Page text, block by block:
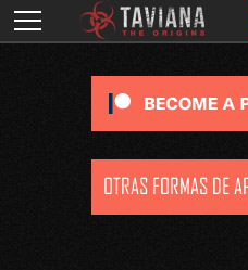
OTRAS FORMAS DE